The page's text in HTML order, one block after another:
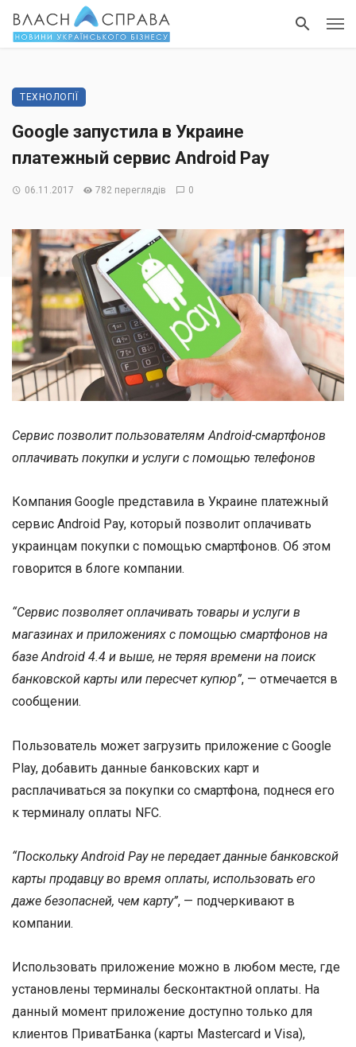
ТЕХНОЛОГІЇ
Google запустила в Украине
платежный сервис Android Pay
06.11.2017 782 переглядів 0
Сервис позволит пользователям Android-смартфонов
оплачивать покупки и услуги с помощью телефонов
Компания Google представила в Украине платежный
сервис Android Pay, который позволит оплачивать
украинцам покупки с помощью смартфонов. Об этом
говорится в блоге компании.
“Сервис позволяет оплачивать товары и услуги в
магазинах и приложениях с помощью смартфонов на
базе Android 4.4 и выше, не теряя времени на поиск
банковской карты или пересчет купюр”, — отмечается в
сообщении.
Пользователь может загрузить приложение с Google
Play, добавить данные банковских карт и
расплачиваться за покупки со смартфона, поднеся его
к терминалу оплаты NFC.
“Поскольку Android Pay не передает данные банковской
карты продавцу во время оплаты, использовать его
даже безопасней, чем карту”, — подчеркивают в
компании.
Использовать приложение можно в любом месте, где
установлены терминалы бесконтактной оплаты. На
данный момент приложение доступно только для
клиентов ПриватБанка (карты Mastercard и Visa),